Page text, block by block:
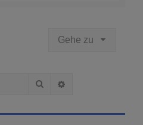
Gehe zu
Suche